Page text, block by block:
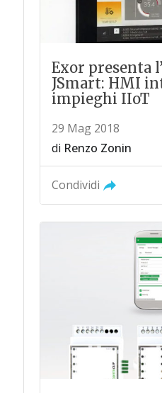
Exor presenta
JSmart: HMI
impieghi IIoT
29 Mag 2018
di Renzo Zonin
Condividi